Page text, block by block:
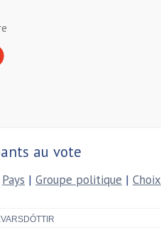
au vote
Pays | Groupe politique | Choix